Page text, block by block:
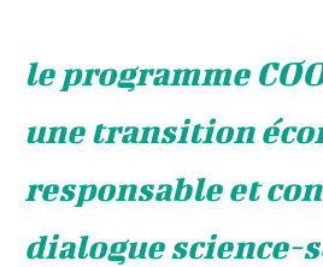
le programme
une transition
responsable et
dialogue science-